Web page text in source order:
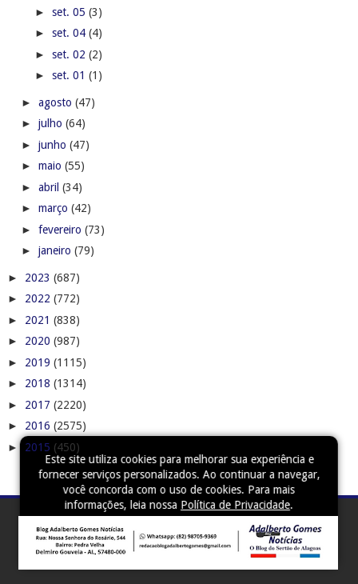
Este site utiliza cookies para melhorar sua experiência e
fornecer serviços personalizados. Ao continuar a navegar,
você concorda com o uso de cookies. Para mais
informações, leia nossa Política de Privacidade.
Aceitar
► set. 05 (3)
► set. 04 (4)
► set. 02 (2)
► set. 01 (1)
► agosto (47)
► julho (64)
► junho (47)
► maio (55)
► abril (34)
► março (42)
► fevereiro (73)
► janeiro (79)
► 2023 (687)
► 2022 (772)
► 2021 (838)
► 2020 (987)
► 2019 (1115)
► 2018 (1314)
► 2017 (2220)
► 2016 (2575)
► 2015 (450)